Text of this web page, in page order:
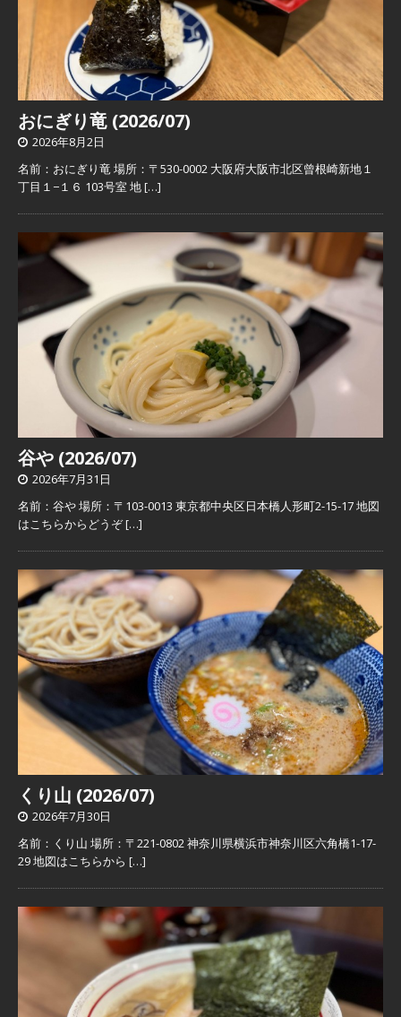
おにぎり竜 (2026/07)
2026年8月2日
名前：おにぎり竜 場所：〒530-0002 大阪府大阪市北区曾根崎新地１
丁目１−１６ 103号室 地[…]
谷や (2026/07)
2026年7月31日
名前：谷や 場所：〒103-0013 東京都中央区日本橋人形町2-15-17 地図
はこちらからどうぞ[…]
くり山 (2026/07)
2026年7月30日
名前：くり山 場所：〒221-0802 神奈川県横浜市神奈川区六角橋1-17-
29 地図はこちらから […]